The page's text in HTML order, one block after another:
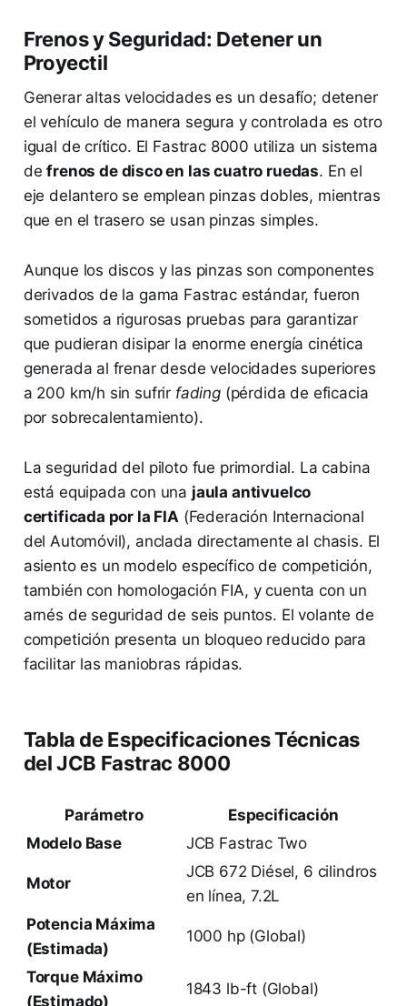
Frenos y Seguridad: Detener un
Proyectil
Generar altas velocidades es un desafío; detener
el vehículo de manera segura y controlada es otro
igual de crítico. El Fastrac 8000 utiliza un sistema
defrenos de disco en las cuatro ruedas. En el
eje delantero se emplean pinzas dobles, mientras
que en el trasero se usan pinzas simples.
Aunque los discos y las pinzas son componentes
derivados de la gama Fastrac estándar, fueron
sometidos a rigurosas pruebas para garantizar
que pudieran disipar la enorme energía cinética
generada al frenar desde velocidades superiores
a 200 km/h sin sufrir fading(pérdida de eficacia
por sobrecalentamiento).
La seguridad del piloto fue primordial. La cabina
está equipada con una jaula antivuelco
certificada por la FIA (Federación Internacional
del Automóvil), anclada directamente al chasis. El
asiento es un modelo específico de competición,
también con homologación FIA, y cuenta con un
arnés de seguridad de seis puntos. El volante de
competición presenta un bloqueo reducido para
facilitar las maniobras rápidas.
Tabla de Especificaciones Técnicas
del JCB Fastrac 8000
Parámetro
Especificación
Modelo Base
JCB Fastrac Two
Motor
JCB 672 Diésel, 6 cilindros
en línea, 7.2L
Potencia Máxima
(Estimada)
1000 hp (Global)
Torque Máximo
(Estimado)
1843 lb-ft (Global)